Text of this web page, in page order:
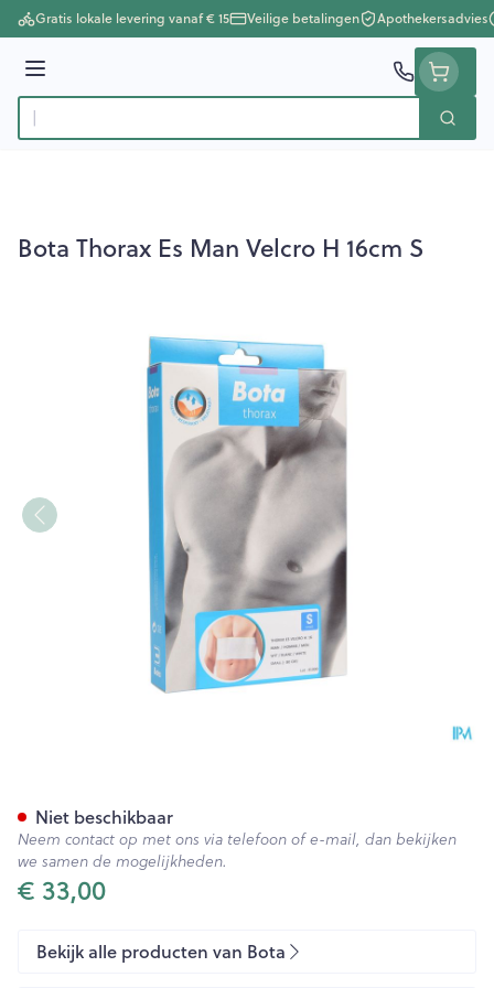
Ga naar de inhoud
Gratis lokale levering vanaf € 15 Veilige betalingen Apothekersadvies
Menu
Product, merk, categorie...
Zoek
Bota Thorax Es Man Velcro H 16cm S
€ 33,00
Niet beschikbaar
Neem contact op met ons via telefoon of e-mail, dan bekijken
we samen de mogelijkheden.
Bekijk alle producten van Bota